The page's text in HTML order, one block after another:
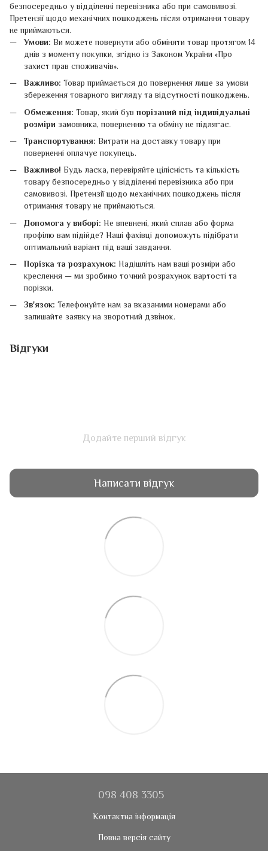
безпосередньо у відділенні перевізника або при самовивозі.
Претензії щодо механічних пошкоджень після отримання товару
не приймаються.
Умови: Ви можете повернути або обміняти товар протягом 14
днів з моменту покупки, згідно із Законом України «Про
захист прав споживачів».
Важливо: Товар приймається до повернення лише за умови
збереження товарного вигляду та відсутності пошкоджень.
Обмеження: Товар, який був порізаний під індивідуальні
розміри замовника, поверненню та обміну не підлягає.
Транспортування: Витрати на доставку товару при
поверненні оплачує покупець.
Важливо! Будь ласка, перевіряйте цілісність та кількість
товару безпосередньо у відділенні перевізника або при
самовивозі. Претензії щодо механічних пошкоджень після
отримання товару не приймаються.
Допомога у виборі: Не впевнені, який сплав або форма
профілю вам підійде? Наші фахівці допоможуть підібрати
оптимальний варіант під ваші завдання.
Порізка та розрахунок: Надішліть нам ваші розміри або
креслення — ми зробимо точний розрахунок вартості та
порізки.
Зв'язок: Телефонуйте нам за вказаними номерами або
залишайте заявку на зворотний дзвінок.
Відгуки
Додайте перший відгук
Написати відгук
098 408 3305
Контактна інформація
Повна версія сайту